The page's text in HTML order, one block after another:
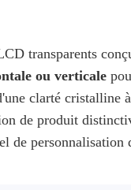
transparents
ou verticale
clarté cristalline
de produit
de personnalisation